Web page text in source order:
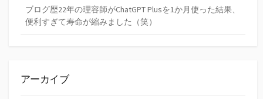
ブログ歴22年の理容師がChatGPT Plusを1か月使った結果、
便利すぎて寿命が縮みました（笑）
アーカイブ